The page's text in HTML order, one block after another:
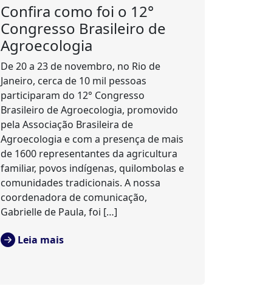
Confira como foi o 12°
Congresso Brasileiro de
Agroecologia
De 20 a 23 de novembro, no Rio de
Janeiro, cerca de 10 mil pessoas
participaram do 12° Congresso
Brasileiro de Agroecologia, promovido
pela Associação Brasileira de
Agroecologia e com a presença de mais
de 1600 representantes da agricultura
familiar, povos indígenas, quilombolas e
comunidades tradicionais. A nossa
coordenadora de comunicação,
Gabrielle de Paula, foi […]
Leia mais